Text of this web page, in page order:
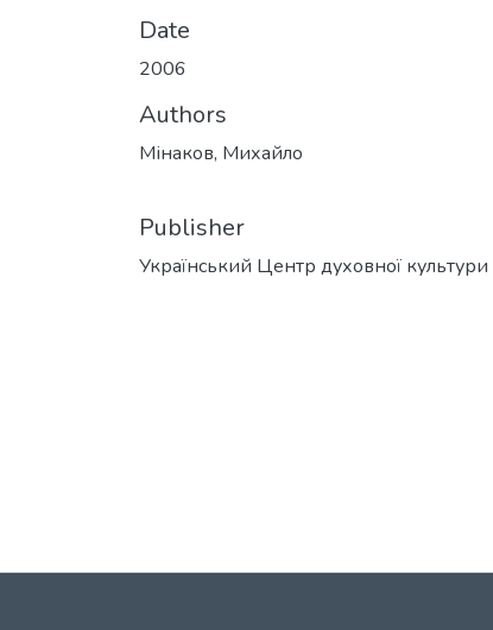
Date
2006
Authors
Мінаков, Михайло
Publisher
Український Центр духовної культури